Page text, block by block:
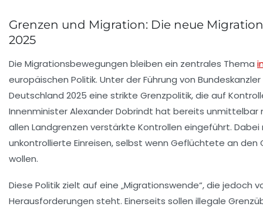
Grenzen und Migration: Die neue
2025
Die Migrationsbewegungen bleiben ein zentrales Thema
europäischen Politik. Unter der Führung von
Deutschland 2025 eine strikte Grenzpolitik, die auf
Innenminister Alexander Dobrindt hat bereits
allen Landgrenzen verstärkte Kontrollen eingeführt.
unkontrollierte Einreisen, selbst wenn Geflüchtete an den
wollen.
Diese Politik zielt auf eine „Migrationswende“, die jedoch
Herausforderungen steht. Einerseits sollen illegale